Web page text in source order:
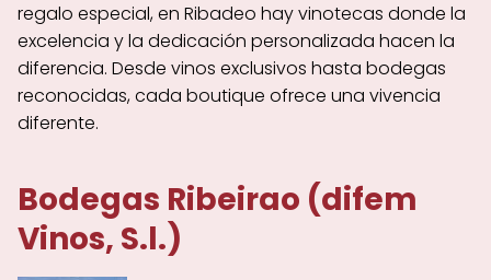
regalo especial, en Ribadeo hay vinotecas donde la
excelencia y la dedicación personalizada hacen la
diferencia. Desde vinos exclusivos hasta bodegas
reconocidas, cada boutique ofrece una vivencia
diferente.
Bodegas Ribeirao (difem
Vinos, S.l.)